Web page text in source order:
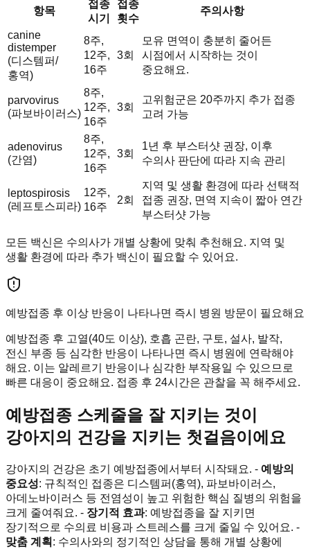
항목
접종
시기
접종
횟수
주의사항
canine
distemper
(디스템퍼/
홍역)
8주,
12주,
16주
3회
모유 면역이 충분히 줄어든
시점에서 시작하는 것이
중요해요.
parvovirus
(파보바이러스)
8주,
12주,
16주
3회
고위험군은 20주까지 추가 접종
고려 가능
adenovirus
(간염)
8주,
12주,
16주
3회
1년 후 부스터샷 권장, 이후
수의사 판단에 따라 지속 관리
leptospirosis
(레프토스피라)
12주,
16주
2회
지역 및 생활 환경에 따라 선택적
접종 권장, 면역 지속이 짧아 연간
부스터샷 가능
모든 백신은 수의사가 개별 상황에 맞춰 추천해요. 지역 및
생활 환경에 따라 추가 백신이 필요할 수 있어요.
예방접종 후 이상 반응이 나타나면 즉시 병원 방문이 필요해요
예방접종 후 고열(40도 이상), 호흡 곤란, 구토, 설사, 발작,
전신 부종 등 심각한 반응이 나타나면 즉시 병원에 연락해야
해요. 이는 알레르기 반응이나 심각한 부작용일 수 있으므로
빠른 대응이 중요해요. 접종 후 24시간은 관찰을 꼭 해주세요.
예방접종 스케줄을 잘 지키는 것이
강아지의 건강을 지키는 첫걸음이에요
강아지의 건강은 초기 예방접종에서부터 시작돼요. - 예방의
중요성: 규칙적인 접종은 디스템퍼(홍역), 파보바이러스,
아데노바이러스 등 전염성이 높고 위험한 핵심 질병의 위험을
크게 줄여줘요. - 장기적 효과: 예방접종을 잘 지키면
장기적으로 수의료 비용과 스트레스를 크게 줄일 수 있어요. -
맞춤 계획 : 수의사와의 정기적인 상담을 통해 개별 상황에